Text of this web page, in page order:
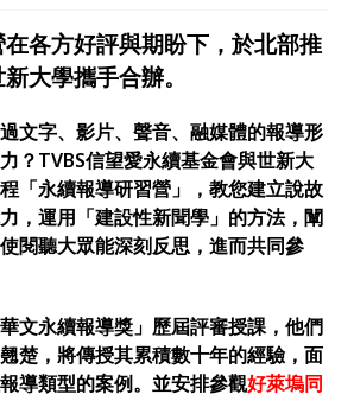
各方好評與期盼下，於北部推
大學攜手合辦。
文字、影片、聲音、融媒體的報導形
？TVBS信望愛永續基金會與世新大
「永續報導研習營」，教您建立說故
，運用「建設性新聞學」的方法，闡
閱聽大眾能深刻反思，進而共同參
文永續報導獎」歷屆評審授課，他們
楚，將傳授其累積數十年的經驗，面
導類型的案例。並安排參觀好萊塢同